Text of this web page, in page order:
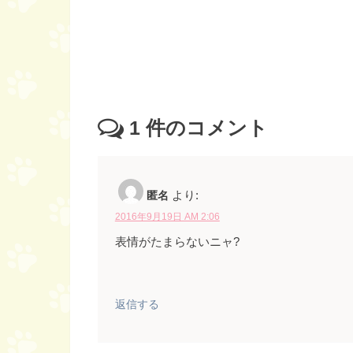
1 件のコメント
匿名 より:
2016年9月19日 AM 2:06
表情がたまらないニャ?
返信する